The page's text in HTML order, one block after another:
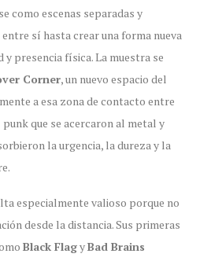
como escenas separadas y
sí hasta crear una forma nueva
y presencia física. La muestra se
Corner, un nuevo espacio del
a esa zona de contacto entre
que se acercaron al metal y
la urgencia, la dureza y la
especialmente valioso porque no
desde la distancia. Sus primeras
Black FlagyBad Brains